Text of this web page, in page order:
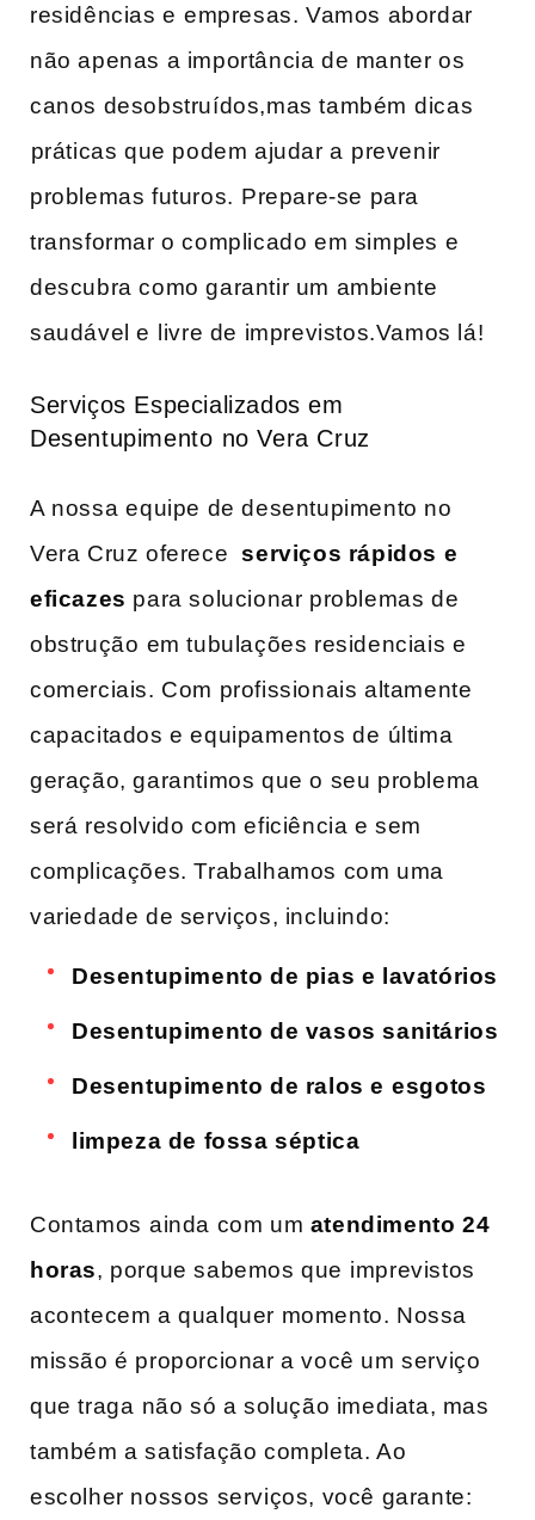
residências e⁤ empresas. Vamos abordar
não apenas a importância de manter ‌os
canos desobstruídos,mas também⁢ dicas
⁢práticas que podem ​ajudar a⁢ prevenir
problemas futuros. ⁤Prepare-se para
transformar o‌ complicado em simples​ e
descubra como garantir um ambiente
saudável e⁣ livre de imprevistos.Vamos lá!
Serviços Especializados em
Desentupimento⁣ no Vera Cruz
A nossa ⁣equipe de desentupimento no
Vera Cruz oferece ‌serviços rápidos ​e
eficazes para solucionar problemas de
obstrução⁢ em tubulações residenciais e
comerciais. Com profissionais altamente
capacitados e equipamentos de⁣ última
geração, garantimos ​que o seu problema
será ‍resolvido com eficiência e sem
complicações. Trabalhamos com uma
variedade de‍ serviços, incluindo:
Desentupimento de pias e lavatórios
Desentupimento de vasos sanitários
Desentupimento de ralos e⁢ esgotos
limpeza de fossa séptica
Contamos ⁣ainda com um atendimento 24
horas, porque sabemos que⁣ imprevistos
acontecem a ​qualquer momento. Nossa
missão é proporcionar a você‌ um serviço
que traga⁢ não só a solução imediata, mas
também a satisfação completa. Ao
escolher ​nossos serviços, você garante: